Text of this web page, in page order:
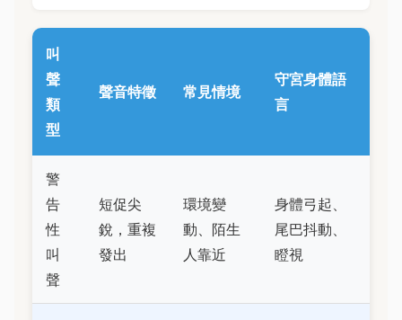
叫
聲
類
型
聲音特徵 常見情境
守宮身體語
言
警
告
性
叫
聲
短促尖
銳，重複
發出
環境變
動、陌生
人靠近
身體弓起、
尾巴抖動、
瞪視